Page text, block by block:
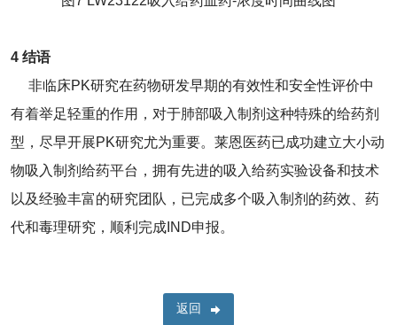
4 结语
非临床PK研究在药物研发早期的有效性和安全性评价中
有着举足轻重的作用，对于肺部吸入制剂这种特殊的给药剂
型，尽早开展PK研究尤为重要。莱恩医药已成功建立大小动
物吸入制剂给药平台，拥有先进的吸入给药实验设备和技术
以及经验丰富的研究团队，已完成多个吸入制剂的药效、药
代和毒理研究，顺利完成IND申报。
返回